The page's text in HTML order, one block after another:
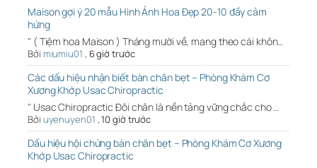
Maison gợi ý 20 mẫu Hình Ảnh Hoa Đẹp 20-10 đầy cảm
hứng
" ( Tiệm hoa Maison ) Tháng mười về, mang theo cái khôn…
Bởi miumiu01 , 6 giờ trước
Các dấu hiệu nhận biết bàn chân bẹt – Phòng Khám Cơ
Xương Khớp Usac Chiropractic
" Usac Chiropractic Đôi chân là nền tảng vững chắc cho …
Bởi uyenuyen01 ,10 giờ trước
Dấu hiệu hội chứng bàn chân bẹt – Phòng Khám Cơ Xương
Khớp Usac Chiropractic